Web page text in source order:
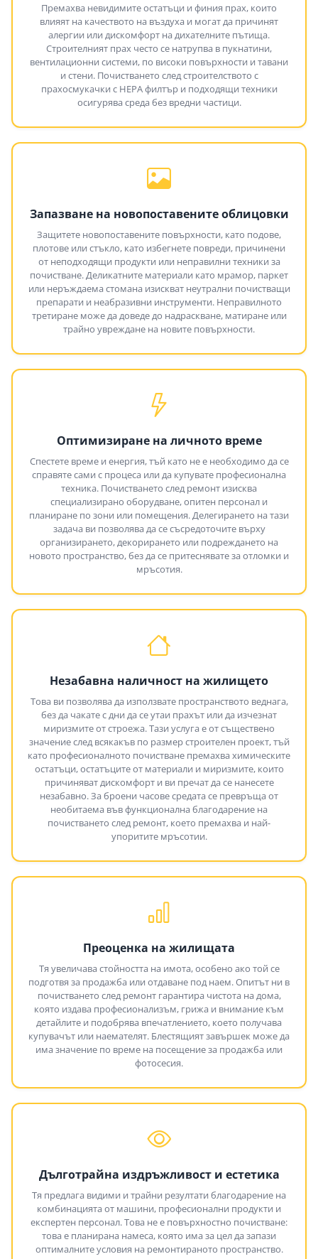
Премахва невидимите остатъци и финия прах, които
влияят на качеството на въздуха и могат да причинят
алергии или дискомфорт на дихателните пътища.
Строителният прах често се натрупва в пукнатини,
вентилационни системи, по високи повърхности и тавани
и стени. Почистването след строителството с
прахосмукачки с HEPA филтър и подходящи техники
осигурява среда без вредни частици.
Запазване на новопоставените облицовки
Защитете новопоставените повърхности, като подове,
плотове или стъкло, като избегнете повреди, причинени
от неподходящи продукти или неправилни техники за
почистване. Деликатните материали като мрамор, паркет
или неръждаема стомана изискват неутрални почистващи
препарати и неабразивни инструменти. Неправилното
третиране може да доведе до надраскване, матиране или
трайно увреждане на новите повърхности.
Оптимизиране на личното време
Спестете време и енергия, тъй като не е необходимо да се
справяте сами с процеса или да купувате професионална
техника. Почистването след ремонт изисква
специализирано оборудване, опитен персонал и
планиране по зони или помещения. Делегирането на тази
задача ви позволява да се съсредоточите върху
организирането, декорирането или подреждането на
новото пространство, без да се притеснявате за отломки и
мръсотия.
Незабавна наличност на жилището
Това ви позволява да използвате пространството веднага,
без да чакате с дни да се утаи прахът или да изчезнат
миризмите от строежа. Тази услуга е от съществено
значение след всякакъв по размер строителен проект, тъй
като професионалното почистване премахва химическите
остатъци, остатъците от материали и миризмите, които
причиняват дискомфорт и ви пречат да се нанесете
незабавно. За броени часове средата се превръща от
необитаема във функционална благодарение на
почистването след ремонт, което премахва и най-
упоритите мръсотии.
Преоценка на жилищата
Тя увеличава стойността на имота, особено ако той се
подготвя за продажба или отдаване под наем. Опитът ни в
почистването след ремонт гарантира чистота на дома,
която издава професионализъм, грижа и внимание към
детайлите и подобрява впечатлението, което получава
купувачът или наемателят. Блестящият завършек може да
има значение по време на посещение за продажба или
фотосесия.
Дълготрайна издръжливост и естетика
Тя предлага видими и трайни резултати благодарение на
комбинацията от машини, професионални продукти и
експертен персонал. Това не е повърхностно почистване:
това е планирана намеса, която има за цел да запази
оптималните условия на ремонтираното пространство.